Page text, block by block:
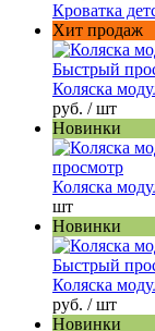
Кроватка
Хит продаж
Быстрый
Коляска
руб. / шт
Новинки
просмотр
Коляска
шт
Новинки
Быстрый
Коляска
руб. / шт
Новинки